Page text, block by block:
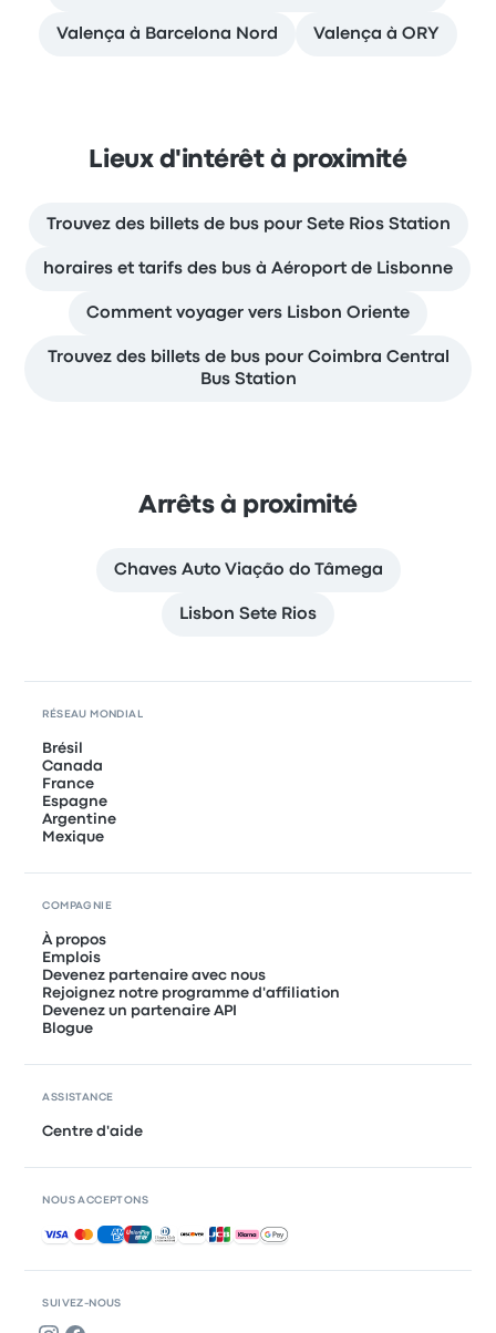
Valença à Barcelona Nord Valença à ORY
Lieux d'intérêt à proximité
Trouvez des billets de bus pour Sete Rios Station
horaires et tarifs des bus à Aéroport de Lisbonne
Comment voyager vers Lisbon Oriente
Trouvez des billets de bus pour Coimbra Central
Bus Station
Arrêts à proximité
Chaves Auto Viação do Tâmega
Lisbon Sete Rios
SUIVEZ-NOUS
RÉSEAU MONDIAL
Brésil
Canada
France
Espagne
Argentine
Mexique
COMPAGNIE
À propos
Emplois
Devenez partenaire avec nous
Rejoignez notre programme d'affiliation
Devenez un partenaire API
Blogue
ASSISTANCE
Centre d'aide
NOUS ACCEPTONS
Paiements acceptés